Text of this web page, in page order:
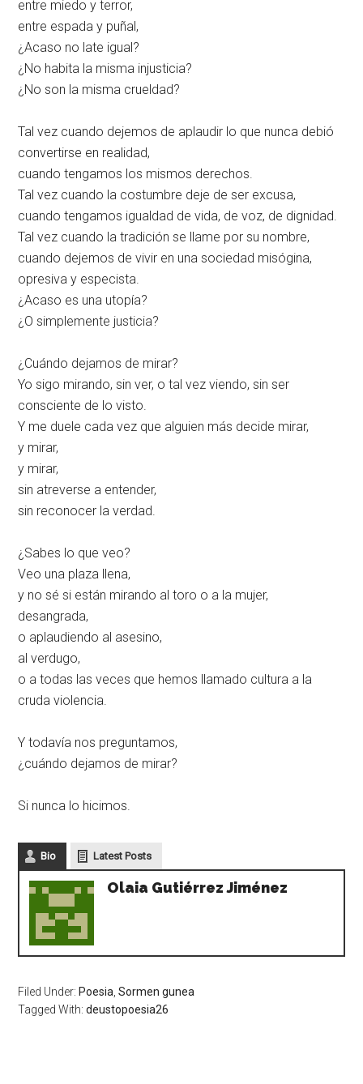
entre miedo y terror,
entre espada y puñal,
¿Acaso no late igual?
¿No habita la misma injusticia?
¿No son la misma crueldad?
Tal vez cuando dejemos de aplaudir lo que nunca debió
convertirse en realidad,
cuando tengamos los mismos derechos.
Tal vez cuando la costumbre deje de ser excusa,
cuando tengamos igualdad de vida, de voz, de dignidad.
Tal vez cuando la tradición se llame por su nombre,
cuando dejemos de vivir en una sociedad misógina,
opresiva y especista.
¿Acaso es una utopía?
¿O simplemente justicia?
¿Cuándo dejamos de mirar?
Yo sigo mirando, sin ver, o tal vez viendo, sin ser
consciente de lo visto.
Y me duele cada vez que alguien más decide mirar,
y mirar,
y mirar,
sin atreverse a entender,
sin reconocer la verdad.
¿Sabes lo que veo?
Veo una plaza llena,
y no sé si están mirando al toro o a la mujer,
desangrada,
o aplaudiendo al asesino,
al verdugo,
o a todas las veces que hemos llamado cultura a la
cruda violencia.
Y todavía nos preguntamos,
¿cuándo dejamos de mirar?
Si nunca lo hicimos.
Bio Latest Posts
Olaia Gutiérrez Jiménez
Filed Under: Poesia ,Sormen gunea
Tagged With:deustopoesia26